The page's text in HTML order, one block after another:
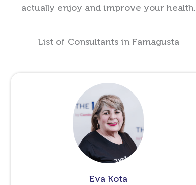
actually enjoy and improve your health.
List of Consultants in Famagusta
Eva Kota